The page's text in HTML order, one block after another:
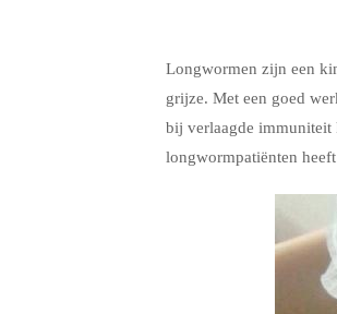
Longwormen zijn een
grijze. Met een goed
bij verlaagde immuniteit
longwormpatiënten